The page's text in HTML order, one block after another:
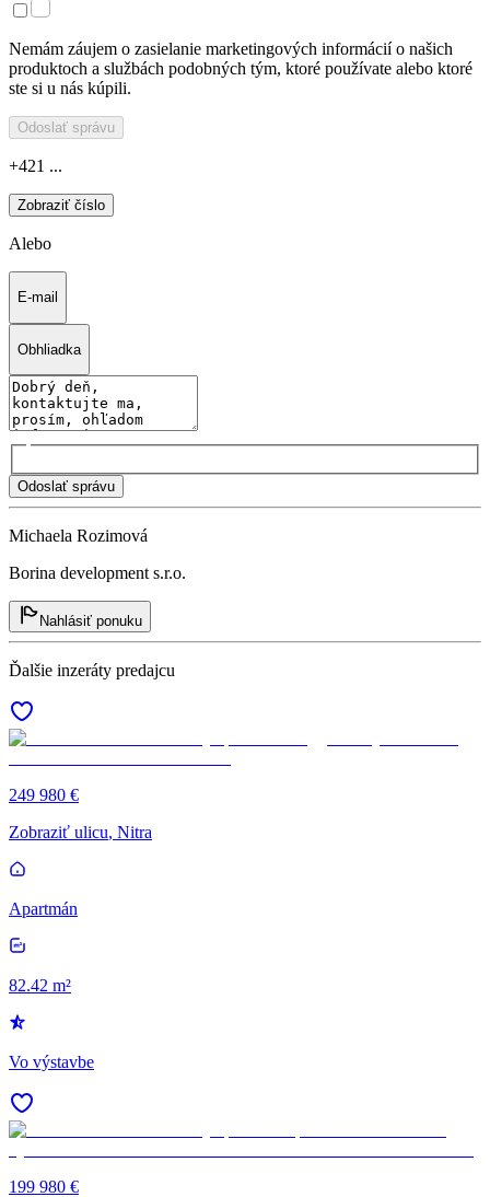
Nemám záujem o zasielanie marketingových informácií o našich
produktoch a službách podobných tým, ktoré používate alebo ktoré
ste si u nás kúpili.
Odoslať správu
+421 ...
Zobraziť číslo
Alebo
E-mail
Obhliadka
Odoslať správu
Michaela Rozimová
Borina development s.r.o.
Nahlásiť ponuku
Ďalšie inzeráty predajcu
249 980 €
Zobraziť ulicu, Nitra
Apartmán
82.42 m²
Vo výstavbe
199 980 €